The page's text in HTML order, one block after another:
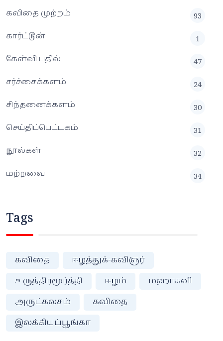
கவிதை முற்றம்
93
கார்ட்டூன்
1
கேள்வி பதில்
47
சர்ச்சைக்களம்
24
சிந்தனைக்களம்
30
செய்திப்பெட்டகம்
31
நூல்கள்
32
மற்றவை
34
Tags
கவிதை
ஈழத்துக்-கவிஞர்
உருத்திரமூர்த்தி
ஈழம்
மஹாகவி
அருட்கலசம்
கவிதை
இலக்கியப்பூங்கா